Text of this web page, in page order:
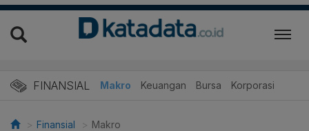
FINANSIAL Makro Keuangan Bursa Korporasi
Finansial Makro